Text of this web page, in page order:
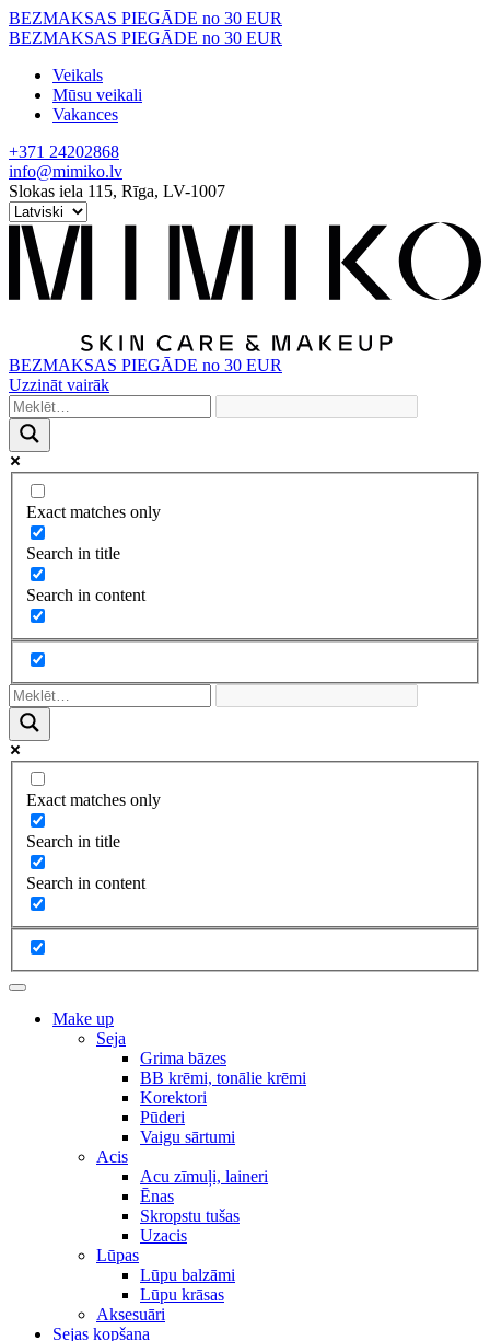
Skip
to
BEZMAKSAS PIEGĀDE no 30 EUR
BEZMAKSAS PIEGĀDE no 30 EUR
Veikals
Mūsu veikali
Vakances
+371 24202868
info@mimiko.lv
Slokas iela 115, Rīga, LV-1007
BEZMAKSAS PIEGĀDE no 30 EUR
Uzzināt vairāk
Exact matches only
Search in title
Search in content
Exact matches only
Search in title
Search in content
Make up
Seja
Grima bāzes
BB krēmi, tonālie krēmi
Korektori
Pūderi
Vaigu sārtumi
Acis
Acu zīmuļi, laineri
Ēnas
Skropstu tušas
Uzacis
Lūpas
Lūpu balzāmi
Lūpu krāsas
Aksesuāri
Sejas kopšana